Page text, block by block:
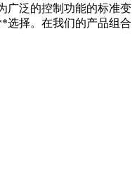
广泛的控制功能的标准变
选择。在我们的产品组合